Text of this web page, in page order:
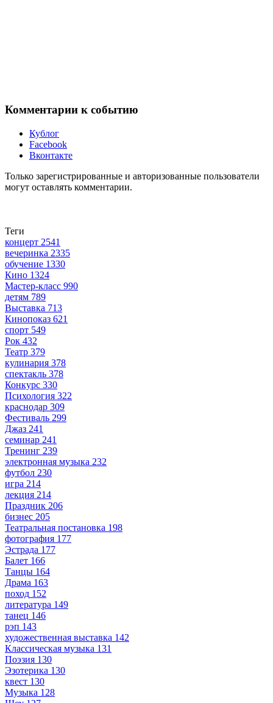
Комментарии к событию
Кублог
Facebook
Вконтакте
Только зарегистрированные и авторизованные пользователи
могут оставлять комментарии.
Теги
концерт 2541
вечеринка 2335
обучение 1330
Кино 1324
Мастер-класс 990
детям 789
Выставка 713
Кинопоказ 621
спорт 549
Рок 432
Театр 379
кулинария 378
спектакль 378
Конкурс 330
Психология 322
краснодар 309
Фестиваль 299
Джаз 241
семинар 241
Тренинг 239
электронная музыка 232
футбол 230
игра 214
лекция 214
Праздник 206
бизнес 205
Театральная постановка 198
фотография 177
Эстрада 177
Балет 166
Танцы 164
Драма 163
поход 152
литература 149
танец 146
рэп 143
художественная выставка 142
Классическая музыка 131
Поэзия 130
Эзотерика 130
квест 130
Музыка 128